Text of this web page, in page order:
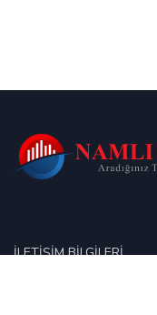
İLETIŞIM BILGILERI